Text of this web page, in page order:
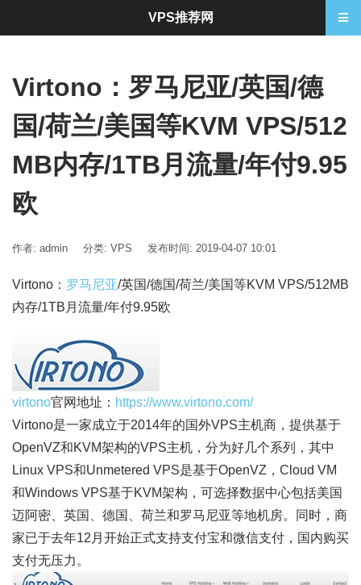
Virtono：罗马尼亚/英国/德
国/荷兰/美国等KVM VPS/512
MB内存/1TB月流量/年付9.95
欧
作者: admin 分类: VPS 发布时间: 2019-04-07 10:01
Virtono： 罗马尼亚/英国/德国/荷兰/美国等KVM VPS/512MB
内存/1TB月流量/年付9.95欧
virtono官网地址： https://www.virtono.com/
Virtono是一家成立于2014年的国外VPS主机商，提供基于
OpenVZ和KVM架构的VPS主机，分为好几个系列，其中
Linux VPS和Unmetered VPS是基于OpenVZ，Cloud VM
和Windows VPS基于KVM架构，可选择数据中心包括美国
迈阿密、英国、德国、荷兰和罗马尼亚等地机房。同时，商
家已于去年12月开始正式支持支付宝和微信支付，国内购买
支付无压力。
VPS推荐网